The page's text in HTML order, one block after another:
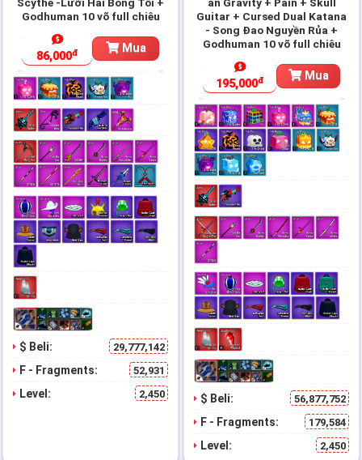
Godhuman 10 võ full chiêu
86,000đ Mua
$ Beli: 29,777,142
F - Fragments: 52,931
Level: 2,450
Guitar + Cursed Dual Katana
- Song Đao Nguyền Rủa +
Godhuman 10 võ full chiêu
195,000đ Mua
$ Beli: 56,877,752
F - Fragments: 179,584
Level: 2,450